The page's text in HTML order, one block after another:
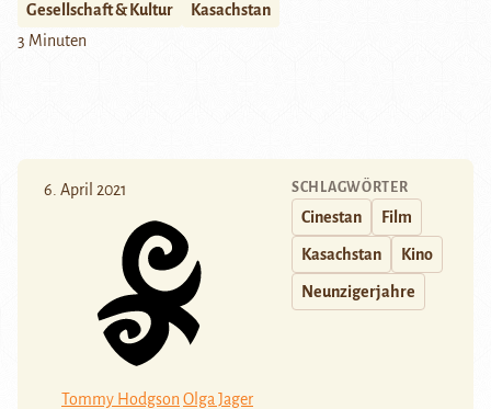
Gesellschaft & Kultur
Kasachstan
3 Minuten
6. April 2021
Tommy Hodgson Olga Jager
SCHLAGWÖRTER
Cinestan Film
Kasachstan Kino
Neunzigerjahre